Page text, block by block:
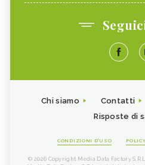
Chi siamo Contatti
Risposte di
CONDIZIONI D'USO
© 2026 Copyright Media Data Factory